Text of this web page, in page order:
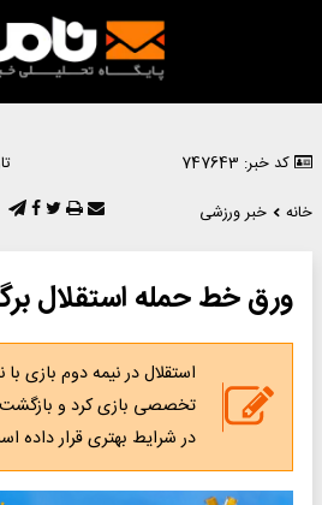
کد خبر: 747643
خانه
خبر ورزشی
ورق خط حمله استقلال
استقلال در نیمه دوم بازی
تخصصی بازی کرد و بازگشت
در شرایط بهتری قرار داده